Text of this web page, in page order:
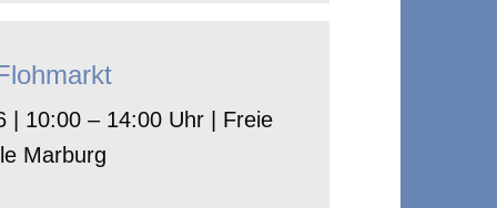
| 10:00 – 14:00 Uhr | Freie
Marburg